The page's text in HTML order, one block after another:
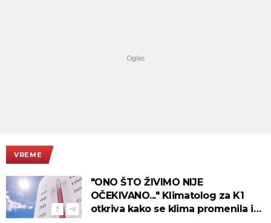
VREME
"ONO ŠTO ŽIVIMO NIJE
OČEKIVANO..." Klimatolog za K1
otkriva kako se klima promenila i